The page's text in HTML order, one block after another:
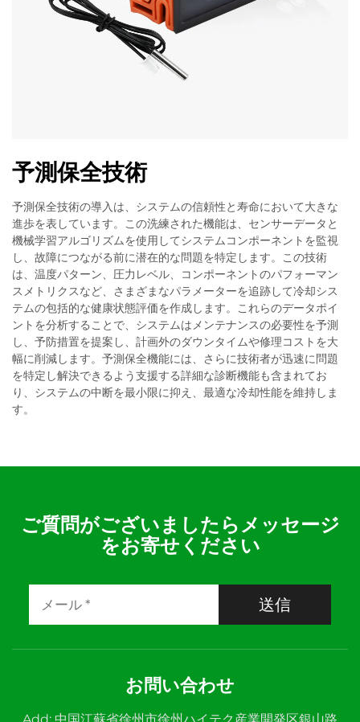
予測保全技術
予測保全技術の導入は、システムの信頼性と寿命において大きな
進歩を表しています。この洗練された機能は、センサーデータと
機械学習アルゴリズムを使用してシステムコンポーネントを監視
し、故障につながる前に潜在的な問題を特定します。この技術
は、温度パターン、圧力レベル、コンポーネントのパフォーマン
スメトリクスなど、さまざまなパラメーターを追跡して冷却シス
テムの包括的な健康状態評価を作成します。これらのデータポイ
ントを分析することで、システムはメンテナンスの必要性を予測
し、予防措置を提案し、計画外のダウンタイムや修理コストを大
幅に削減します。予測保全機能には、さらに技術者が迅速に問題
を特定し解決できるよう支援する詳細な診断機能も含まれてお
り、システムの中断を最小限に抑え、最適な冷却性能を維持しま
す。
ご質問がございましたらメッセージ
をお寄せください
送信
お問い合わせ